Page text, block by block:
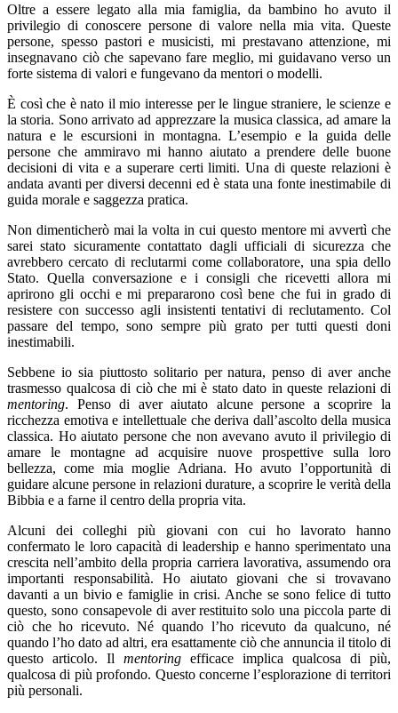
Oltre a essere legato alla mia famiglia, da bambino ho avuto il
privilegio di conoscere persone di valore nella mia vita. Queste
persone, spesso pastori e musicisti, mi prestavano attenzione, mi
insegnavano ciò che sapevano fare meglio, mi guidavano verso un
forte sistema di valori e fungevano da mentori o modelli.
È così che è nato il mio interesse per le lingue straniere, le scienze e
la storia. Sono arrivato ad apprezzare la musica classica, ad amare la
natura e le escursioni in montagna. L’esempio e la guida delle
persone che ammiravo mi hanno aiutato a prendere delle buone
decisioni di vita e a superare certi limiti. Una di queste relazioni è
andata avanti per diversi decenni ed è stata una fonte inestimabile di
guida morale e saggezza pratica.
Non dimenticherò mai la volta in cui questo mentore mi avvertì che
sarei stato sicuramente contattato dagli ufficiali di sicurezza che
avrebbero cercato di reclutarmi come collaboratore, una spia dello
Stato. Quella conversazione e i consigli che ricevetti allora mi
aprirono gli occhi e mi prepararono così bene che fui in grado di
resistere con successo agli insistenti tentativi di reclutamento. Col
passare del tempo, sono sempre più grato per tutti questi doni
inestimabili.
Sebbene io sia piuttosto solitario per natura, penso di aver anche
trasmesso qualcosa di ciò che mi è stato dato in queste relazioni di
mentoring. Penso di aver aiutato alcune persone a scoprire la
ricchezza emotiva e intellettuale che deriva dall’ascolto della musica
classica. Ho aiutato persone che non avevano avuto il privilegio di
amare le montagne ad acquisire nuove prospettive sulla loro
bellezza, come mia moglie Adriana. Ho avuto l’opportunità di
guidare alcune persone in relazioni durature, a scoprire le verità della
Bibbia e a farne il centro della propria vita.
Alcuni dei colleghi più giovani con cui ho lavorato hanno
confermato le loro capacità di leadership e hanno sperimentato una
crescita nell’ambito della propria carriera lavorativa, assumendo ora
importanti responsabilità. Ho aiutato giovani che si trovavano
davanti a un bivio e famiglie in crisi. Anche se sono felice di tutto
questo, sono consapevole di aver restituito solo una piccola parte di
ciò che ho ricevuto. Né quando l’ho ricevuto da qualcuno, né
quando l’ho dato ad altri, era esattamente ciò che annuncia il titolo di
questo articolo. Il mentoring efficace implica qualcosa di più,
qualcosa di più profondo. Questo concerne l’esplorazione di territori
più personali.